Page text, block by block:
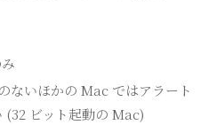
ないほかの Mac ではアラート
(32 ビット起動の Mac)